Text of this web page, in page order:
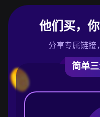
他们买，
分享专属链接
简单